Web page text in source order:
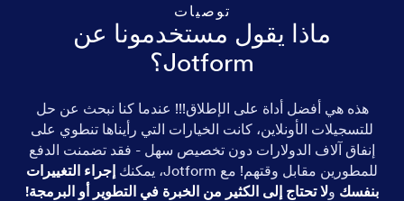
توصيات
ماذا يقول مستخدمونا عن
Jotform؟
هذه هي أفضل أداة على الإطلاق!!! عندما كنا نبحث عن حل
للتسجيلات الأونلاين، كانت الخيارات التي رأيناها تنطوي على
إنفاق آلاف الدولارات دون تخصيص سهل - فقد تضمنت الدفع
للمطورين مقابل وقتهم! مع Jotform، يمكنك
إجراء التغييرات
بنفسك ولا تحتاج إلى الكثير من الخبرة في التطوير أو البرمجة!